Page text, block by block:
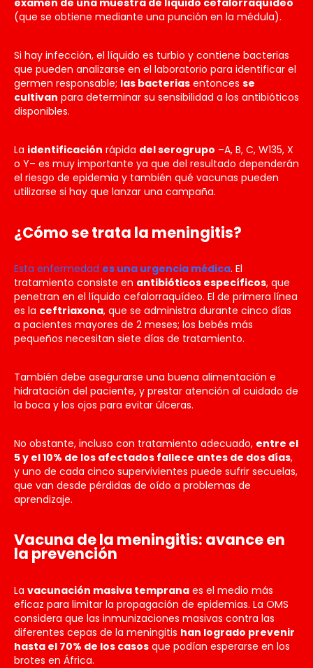
examen de una muestra de líquido cefalorraquídeo
(que se obtiene mediante una punción en la médula).
Si hay infección, el líquido es turbio y contiene bacterias
que pueden analizarse en el laboratorio para identificar el
germen responsable; las bacterias entonces se
cultivan para determinar su sensibilidad a los antibióticos
disponibles.
La identificación rápida del serogrupo –A, B, C, W135, X
o Y– es muy importante ya que del resultado dependerán
el riesgo de epidemia y también qué vacunas pueden
utilizarse si hay que lanzar una campaña.
¿Cómo se trata la meningitis?
Esta enfermedad es una urgencia médica. El
tratamiento consiste en antibióticos específicos, que
penetran en el líquido cefalorraquídeo. El de primera línea
es la ceftriaxona, que se administra durante cinco días
a pacientes mayores de 2 meses; los bebés más
pequeños necesitan siete días de tratamiento.
También debe asegurarse una buena alimentación e
hidratación del paciente, y prestar atención al cuidado de
la boca y los ojos para evitar úlceras.
No obstante, incluso con tratamiento adecuado, entre el
5 y el 10% de los afectados fallece antes de dos días,
y uno de cada cinco supervivientes puede sufrir secuelas,
que van desde pérdidas de oído a problemas de
aprendizaje.
Vacuna de la meningitis: avance en
la prevención
La vacunación masiva temprana es el medio más
eficaz para limitar la propagación de epidemias. La OMS
considera que las inmunizaciones masivas contra las
diferentes cepas de la meningitis han logrado prevenir
hasta el 70% de los casos que podían esperarse en los
brotes en África.